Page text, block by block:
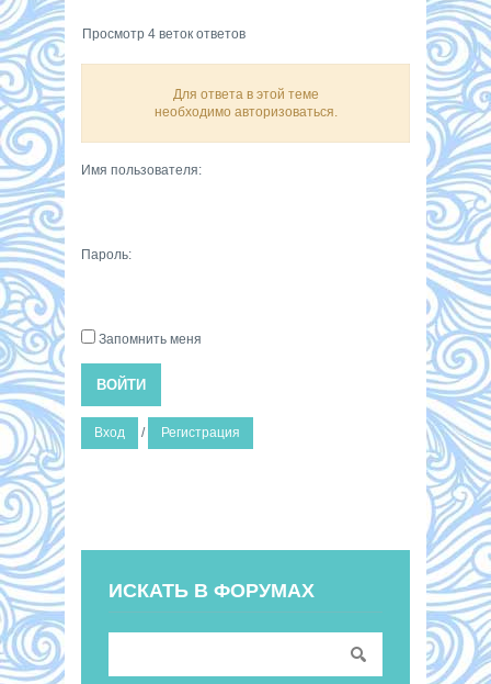
Просмотр 4 веток ответов
Для ответа в этой теме
необходимо авторизоваться.
Имя пользователя:
Пароль:
Запомнить меня
ВОЙТИ
Вход / Регистрация
ИСКАТЬ В ФОРУМАХ